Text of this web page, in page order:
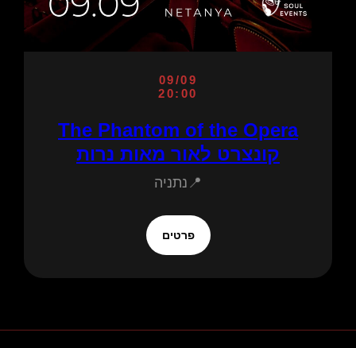
09/09
20:00
The Phantom of the Opera
קונצרט לאור מאות נרות
📍נתניה
פרטים